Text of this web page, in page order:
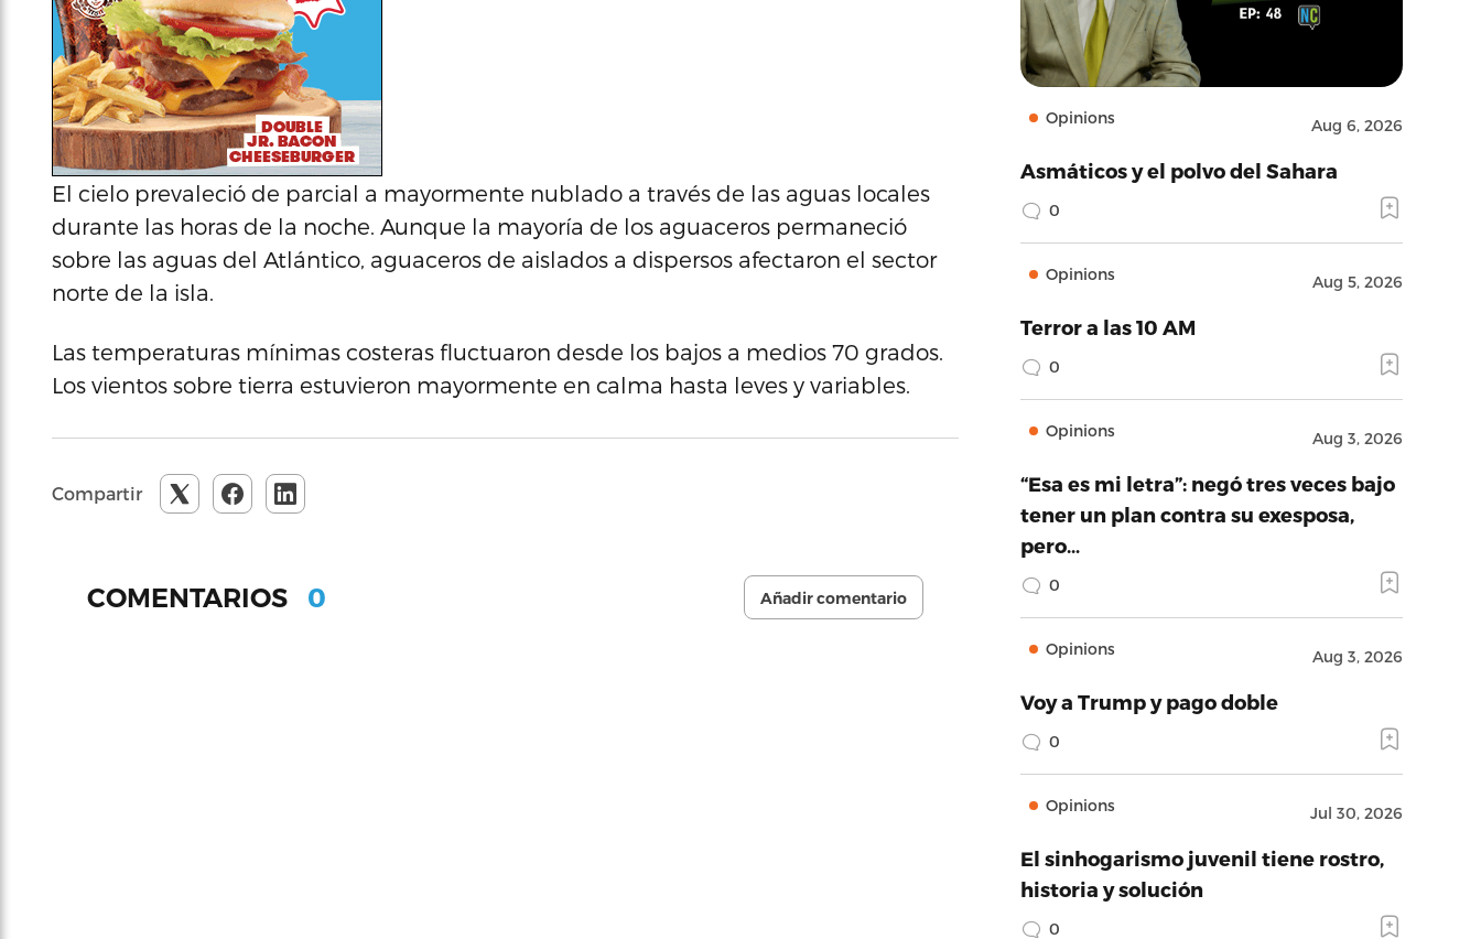
El cielo prevaleció de parcial a mayormente nublado a través de las aguas locales
durante las horas de la noche. Aunque la mayoría de los aguaceros permaneció
sobre las aguas del Atlántico, aguaceros de aislados a dispersos afectaron el sector
norte de la isla.
Las temperaturas mínimas costeras fluctuaron desde los bajos a medios 70 grados.
Los vientos sobre tierra estuvieron mayormente en calma hasta leves y variables.
Compartir
COMENTARIOS 0 Añadir comentario
Opinions Aug 6, 2026
Asmáticos y el polvo del Sahara
0
Opinions Aug 5, 2026
Terror a las 10 AM
0
Opinions Aug 3, 2026
“Esa es mi letra”: negó tres veces bajo
tener un plan contra su exesposa,
pero…
0
Opinions Aug 3, 2026
Voy a Trump y pago doble
0
Opinions Jul 30, 2026
El sinhogarismo juvenil tiene rostro,
historia y solución
0